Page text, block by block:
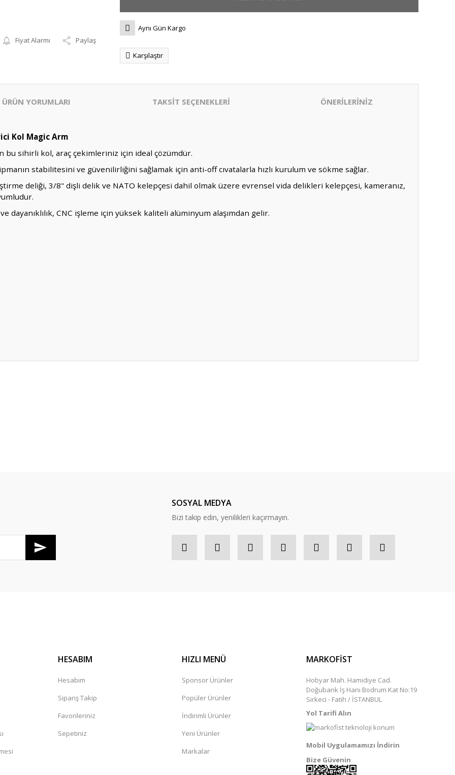
Fiyat Alarmı Paylaş
Aynı Gün Kargo
Karşılaştır
ÜRÜN YORUMLARI TAKSİT SEÇENEKLERİ ÖNERİLERİNİZ
Kol Magic Arm
bu sihirli kol, araç çekimleriniz için ideal çözümdür.
stabilitesini ve güvenilirliğini sağlamak için anti-off cıvatalarla hızlı kurulum ve sökme sağlar.
deliği, 3/8" dişli delik ve NATO kelepçesi dahil olmak üzere evrensel vida delikleri kelepçesi, kameranız,
dayanıklılık, CNC işleme için yüksek kaliteli alüminyum alaşımdan gelir.
SOSYAL MEDYA
Bizi takip edin, yenilikleri kaçırmayın.
HESABIM
Hesabım
Sipariş Takip
Favorileriniz
Sepetiniz
HIZLI MENÜ
Sponsor Ürünler
Popüler Ürünler
İndirimli Ürünler
Yeni Ürünler
Markalar
MARKOFİST
Hobyar Mah. Hamidiye Cad.
Doğubank İş Hanı Bodrum Kat No:19
Sirkeci - Fatih / İSTANBUL
Yol Tarifi Alın
Mobil Uygulamamızı İndirin
Bize Güvenin